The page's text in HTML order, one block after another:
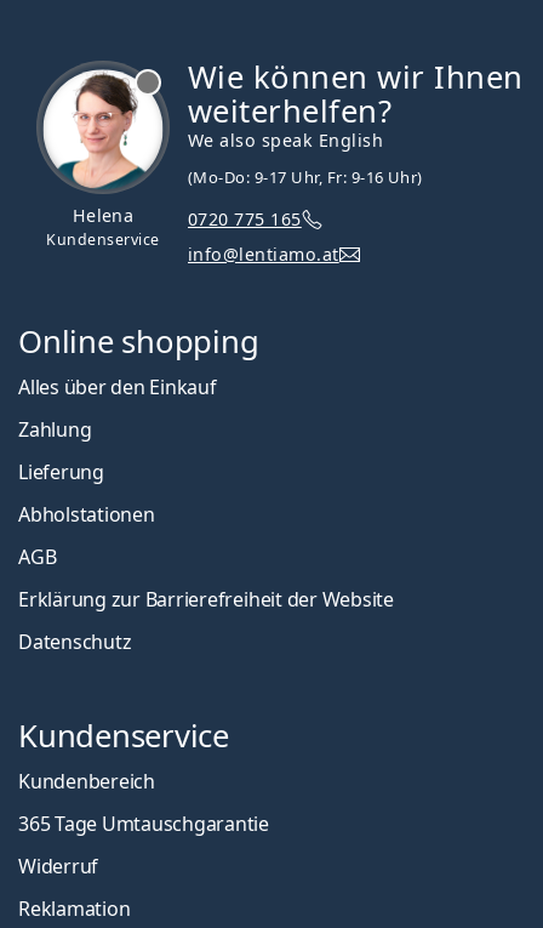
Helena
Kundenservice
Wie können wir Ihnen
weiterhelfen?
We also speak English
(Mo-Do: 9-17 Uhr, Fr: 9-16 Uhr)
0720 775 165
info@lentiamo.at
Online shopping
Alles über den Einkauf
Zahlung
Lieferung
Abholstationen
AGB
Erklärung zur Barrierefreiheit der Website
Datenschutz
Kundenservice
Kundenbereich
365 Tage Umtauschgarantie
Widerruf
Reklamation